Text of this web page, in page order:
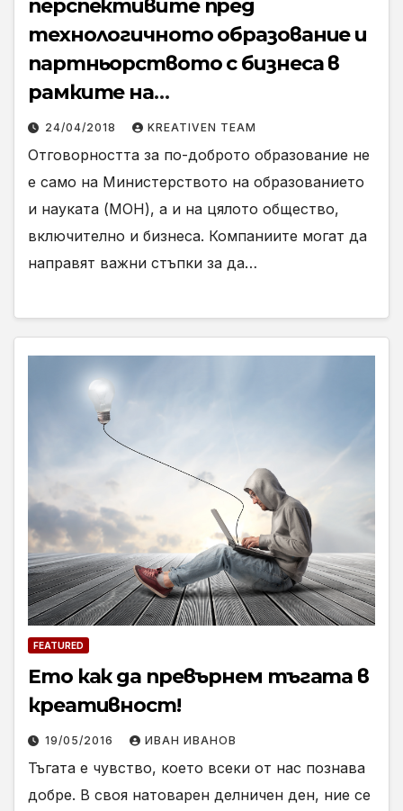
перспективите пред
технологичното образование и
партньорството с бизнеса в
рамките на
председателството на Съвета
на ЕС
24/04/2018 KREATIVEN TEAM
Отговорността за по-доброто образование не
е само на Министерството на образованието
и науката (МОН), a и на цялото общество,
включително и бизнеса. Компаниите могат да
направят важни стъпки за да…
FEATURED
Ето как да превърнем тъгата в
креативност!
19/05/2016 ИВАН ИВАНОВ
Тъгата е чувство, което всеки от нас познава
добре. В своя натоварен делничен ден, ние се